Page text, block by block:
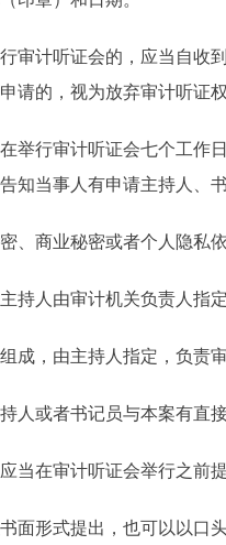
听证会的，应当自收到
请的，视为放弃审计听证
审计听证会七个工作日
知当事人有申请主持人、
业秘密或者个人隐私依
由审计机关负责人指定
，由主持人指定，负责
者书记员与本案有直接
在审计听证会举行之前
形式提出，也可以以口